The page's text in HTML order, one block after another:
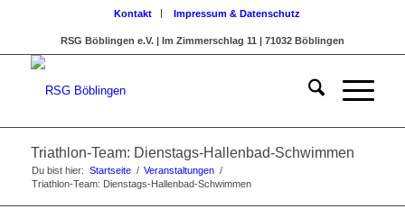
Kontakt Impressum & Datenschutz
RSG Böblingen e.V. | Im Zimmerschlag 11 | 71032 Böblingen
Triathlon-Team: Dienstags-Hallenbad-Schwimmen
Du bist hier: Startseite / Veranstaltungen /
Triathlon-Team: Dienstags-Hallenbad-Schwimmen